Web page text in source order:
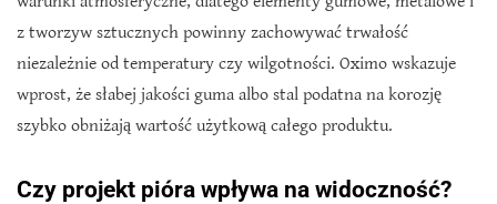
z tworzyw sztucznych powinny zachowywać trwałość
niezależnie od temperatury czy wilgotności. Oximo wskazuje
wprost, że słabej jakości guma albo stal podatna na korozję
szybko obniżają wartość użytkową całego produktu.
Czy projekt pióra wpływa na widoczność?